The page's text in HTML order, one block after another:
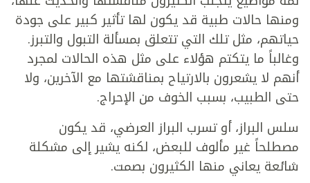
ومنها حالات طبية قد يكون لها تأثير كبير على جودة
حياتهم، مثل تلك التي تتعلق بمسألة التبول والتبرز.
وغالباً ما يتكتم هؤلاء على مثل هذه الحالات لمجرد
أنهم لا يشعرون بالارتياح بمناقشتها مع الآخرين، ولا
حتى الطبيب، بسبب الخوف من الإحراج.
سلس البراز، أو تسرب البراز العرضي، قد يكون
مصطلحاً غير مألوف للبعض، لكنه يشير إلى مشكلة
شائعة يعاني منها الكثيرون بصمت.